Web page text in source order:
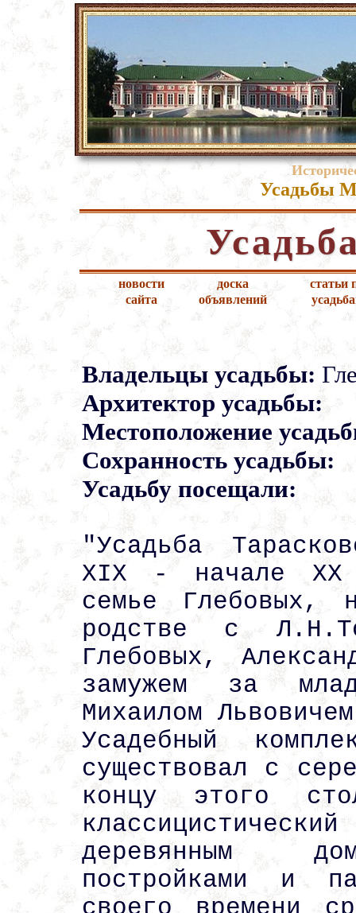
Усадьбы
новости
сайта
доска
объявлений
статьи
Владельцы усадьбы:
Архитектор усадьбы:
Местоположение
Сохранность усадьбы:
Усадьбу посещали:
"Усадьба
XIX - начале XX
семье Глебовых,
родстве с
Глебовых,
замужем за
Михаилом
Усадебный
существовал с
концу этого
деревянным
постройками и